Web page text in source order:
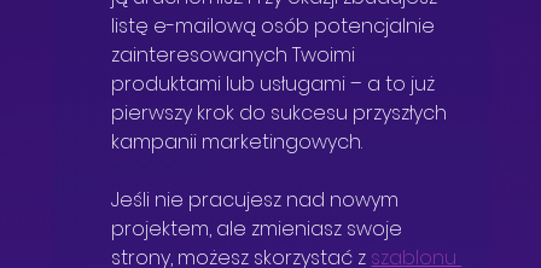
listę e-mailową osób potencjalnie
zainteresowanych Twoimi
produktami lub usługami – a to już
pierwszy krok do sukcesu przyszłych
kampanii marketingowych.
Jeśli nie pracujesz nad nowym
projektem, ale zmieniasz swoje
strony, możesz skorzystać z szablonu